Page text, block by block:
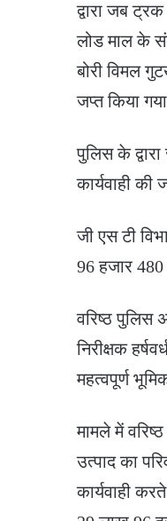
द्वारा जब
लोड माल के
बोरी विमल
जप्त किया
पुलिस के
कार्यवाही की
जी एस टी
96 हजार 480
वरिष्ठ पुलिस
निरीक्षक
महत्वपूर्ण
मामले में
उत्पाद का
कार्यवाही